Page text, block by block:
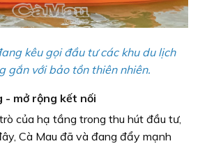
kêu gọi đầu tư các khu du lịch
gắn với bảo tồn thiên nhiên.
mở rộng kết nối
của hạ tầng trong thu hút đầu tư,
Cà Mau đã và đang đẩy mạnh